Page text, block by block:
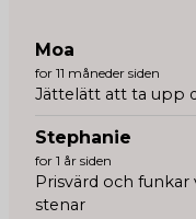
Moa
for 11 måneder siden
Jättelätt att ta upp
Stephanie
for 1 år siden
Prisvärd och
stenar